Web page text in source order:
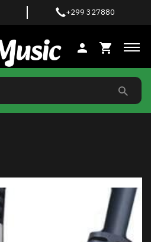
+299 327880